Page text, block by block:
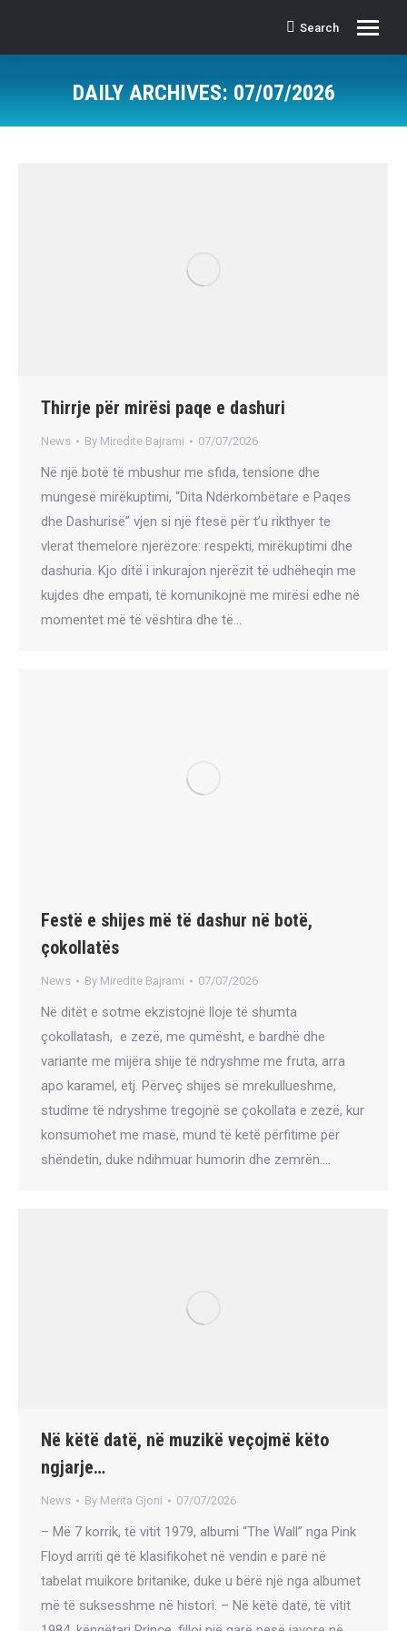
Search:
Search
DAILY ARCHIVES: 07/07/2026
Thirrje për mirësi paqe e dashuri
News By Miredite Bajrami 07/07/2026
Në një botë të mbushur me sfida, tensione dhe
mungesë mirëkuptimi, “Dita Ndërkombëtare e Paqes
dhe Dashurisë” vjen si një ftesë për t’u rikthyer te
vlerat themelore njerëzore: respekti, mirëkuptimi dhe
dashuria. Kjo ditë i inkurajon njerëzit të udhëheqin me
kujdes dhe empati, të komunikojnë me mirësi edhe në
momentet më të vështira dhe të…
Festë e shijes më të dashur në botë,
çokollatës
News By Miredite Bajrami 07/07/2026
Në ditët e sotme ekzistojnë lloje të shumta
çokollatash, e zezë, me qumësht, e bardhë dhe
variante me mijëra shije të ndryshme me fruta, arra
apo karamel, etj. Përveç shijes së mrekullueshme,
studime të ndryshme tregojnë se çokollata e zezë, kur
konsumohet me masë, mund të ketë përfitime për
shëndetin, duke ndihmuar humorin dhe zemrën.…
Në këtë datë, në muzikë veçojmë këto
ngjarje…
News By Merita Gjoni 07/07/2026
– Më 7 korrik, të vitit 1979, albumi “The Wall” nga Pink
Floyd arriti që të klasifikohet në vendin e parë në
tabelat muikore britanike, duke u bërë një nga albumet
më të suksesshme në histori. – Në këtë datë, të vitit